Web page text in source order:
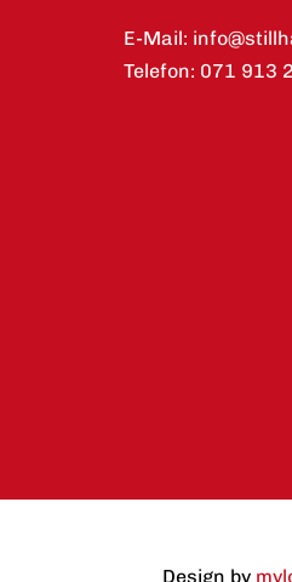
E-Mail:
Telefon: 071 913
Design by